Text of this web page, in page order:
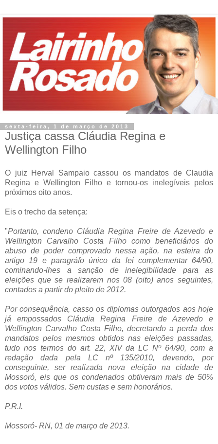
sexta-feira, 1 de março de 2013
Justiça cassa Cláudia Regina e
Wellington Filho
O juiz Herval Sampaio cassou os mandatos de Claudia
Regina e Wellington Filho e tornou-os inelegíveis pelos
próximos oito anos.
Eis o trecho da setença:
"Portanto, condeno Cláudia Regina Freire de Azevedo e
Wellington Carvalho Costa Filho como beneficiários do
abuso de poder comprovado nessa ação, na esteira do
artigo 19 e paragráfo único da lei complementar 64/90,
cominando-lhes a sanção de inelegibilidade para as
eleições que se realizarem nos 08 (oito) anos seguintes,
contados a partir do pleito de 2012.
Por consequência, casso os diplomas outorgados aos hoje
já empossados Cláudia Regina Freire de Azevedo e
Wellington Carvalho Costa Filho, decretando a perda dos
mandatos pelos mesmos obtidos nas eleições passadas,
tudo nos termos do art. 22, XIV da LC Nº 64/90, com a
redação dada pela LC nº 135/2010, devendo, por
conseguinte, ser realizada nova eleição na cidade de
Mossoró, eis que os condenados obtiveram mais de 50%
dos votos válidos. Sem custas e sem honorários.
P.R.I.
Mossoró- RN, 01 de março de 2013.